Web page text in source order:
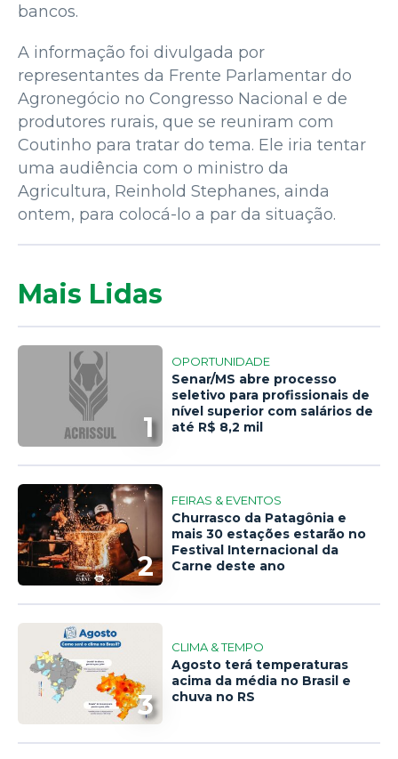
bancos.
A informação foi divulgada por
representantes da Frente Parlamentar do
Agronegócio no Congresso Nacional e de
produtores rurais, que se reuniram com
Coutinho para tratar do tema. Ele iria tentar
uma audiência com o ministro da
Agricultura, Reinhold Stephanes, ainda
ontem, para colocá-lo a par da situação.
Mais Lidas
1
OPORTUNIDADE
Senar/MS abre processo
seletivo para profissionais de
nível superior com salários de
até R$ 8,2 mil
2
FEIRAS & EVENTOS
Churrasco da Patagônia e
mais 30 estações estarão no
Festival Internacional da
Carne deste ano
3
CLIMA & TEMPO
Agosto terá temperaturas
acima da média no Brasil e
chuva no RS